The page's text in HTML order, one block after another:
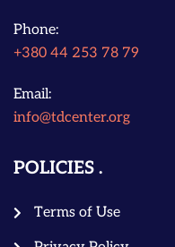
Phone:
+380 44 253 78 79
Email:
info@tdcenter.org
POLICIES
Terms of Use